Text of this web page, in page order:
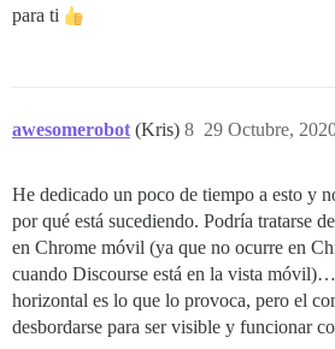
para ti
awesomerobot (Kris) 29 Octubre,
8
He dedicado un poco de tiempo a esto y
por qué está sucediendo. Podría tratarse
en Chrome móvil (ya que no ocurre en
cuando Discourse está en la vista
horizontal es lo que lo provoca, pero el
desbordarse para ser visible y funcionar